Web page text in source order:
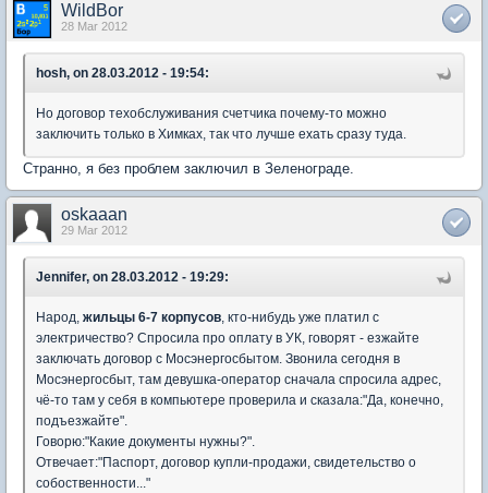
WildBor
28 Mar 2012
hosh, on 28.03.2012 - 19:54:
Но договор техобслуживания счетчика почему-то можно
заключить только в Химках, так что лучше ехать сразу туда.
Странно, я без проблем заключил в Зеленограде.
oskaaan
29 Mar 2012
Jennifer, on 28.03.2012 - 19:29:
Народ, жильцы 6-7 корпусов, кто-нибудь уже платил с
электричество? Спросила про оплату в УК, говорят - езжайте
заключать договор с Мосэнергосбытом. Звонила сегодня в
Мосэнергосбыт, там девушка-оператор сначала спросила адрес,
чё-то там у себя в компьютере проверила и сказала:"Да, конечно,
подъезжайте".
Говорю:"Какие документы нужны?".
Отвечает:"Паспорт, договор купли-продажи, свидетельство о
собоственности..."